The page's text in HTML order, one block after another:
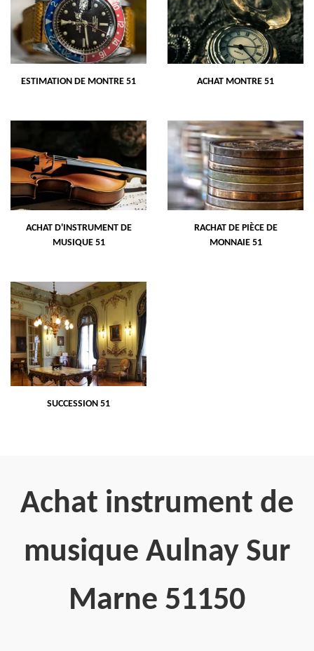
ESTIMATION DE MONTRE 51 ACHAT MONTRE 51
ACHAT D'INSTRUMENT DE
MUSIQUE 51
RACHAT DE PIÈCE DE
MONNAIE 51
SUCCESSION 51
Achat instrument de
musique Aulnay Sur
Marne 51150